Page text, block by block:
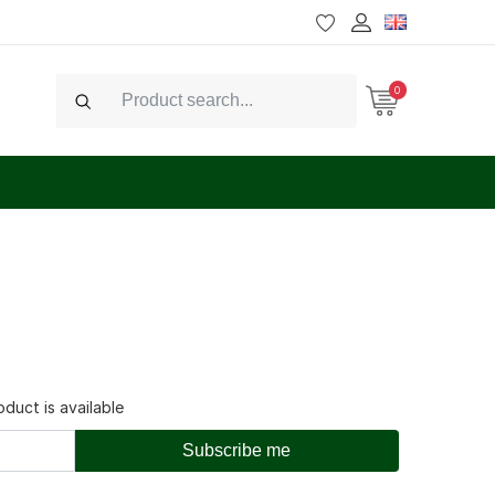
Search
0
is available
Subscribe me